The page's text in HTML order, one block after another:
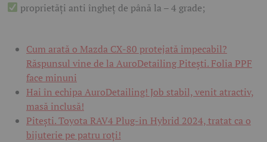
proprietăți anti îngheț de până la – 4 grade;
Cum arată o Mazda CX-80 protejată impecabil?
Răspunsul vine de la AuroDetailing Pitești. Folia PPF
face minuni
Hai în echipa AuroDetailing! Job stabil, venit atractiv,
masă inclusă!
Pitești. Toyota RAV4 Plug-in Hybrid 2024, tratat ca o
bijuterie pe patru roți!